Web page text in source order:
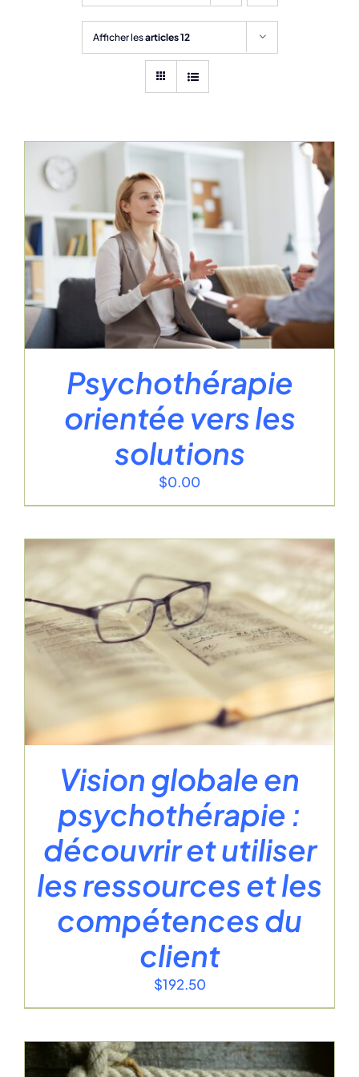
Afficher lesarticles 12
Psychothérapie
orientée vers les
solutions
$0.00
Vision globale en
psychothérapie :
découvrir et utiliser
les ressources et les
compétences du
client
$192.50